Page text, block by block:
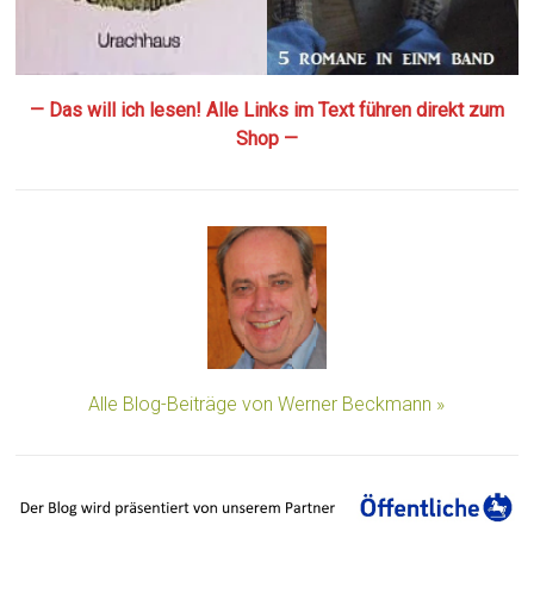
— Das will ich lesen! Alle Links im Text führen direkt zum
Shop —
Alle Blog-Beiträge von Werner Beckmann »